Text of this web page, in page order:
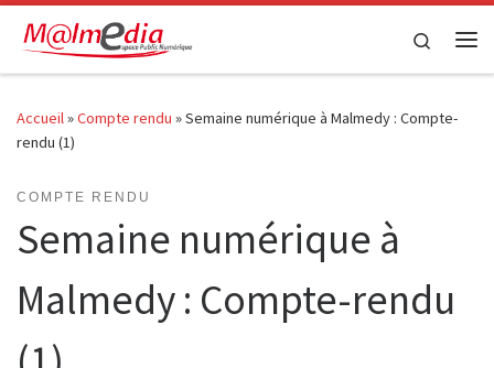
Passer au contenu
Search
Accueil»Compte rendu »Semaine numérique à Malmedy : Compte-
rendu (1)
COMPTE RENDU
Semaine numérique à
Malmedy : Compte-rendu